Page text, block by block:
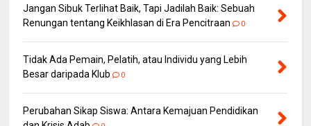
Jangan Sibuk Terlihat Baik, Tapi Jadilah Baik: Sebuah
Renungan tentang Keikhlasan di Era Pencitraan
0
Tidak Ada Pemain, Pelatih, atau Individu yang Lebih
Besar daripada Klub
0
Perubahan Sikap Siswa: Antara Kemajuan Pendidikan